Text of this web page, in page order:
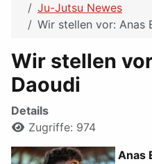
Ju-Jutsu Newes
Wir stellen vor: Anas
Wir stellen
Daoudi
Details
Zugriffe: 974
Anas